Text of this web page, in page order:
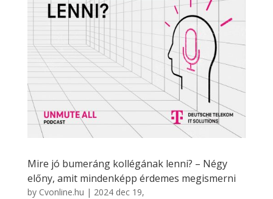
Mire jó bumeráng kollégának lenni? – Négy
előny, amit mindenképp érdemes megismerni
by Cvonline.hu | 2024 dec 19,